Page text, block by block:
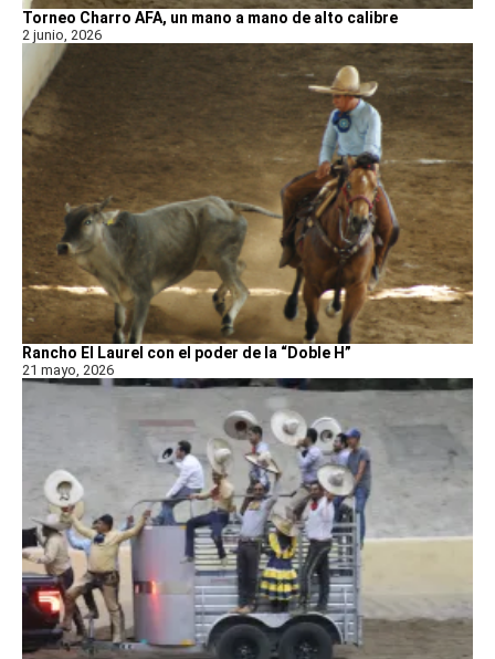
Torneo Charro AFA, un mano a mano de alto calibre
2 junio, 2026
Rancho El Laurel con el poder de la “Doble H”
21 mayo, 2026